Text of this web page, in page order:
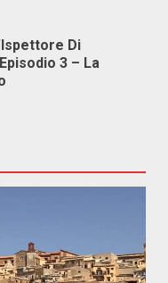
Di
3 – La